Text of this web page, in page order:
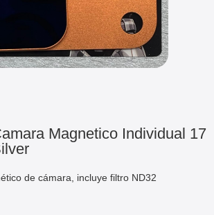
Magnetico Individual 17
de cámara, incluye filtro ND32